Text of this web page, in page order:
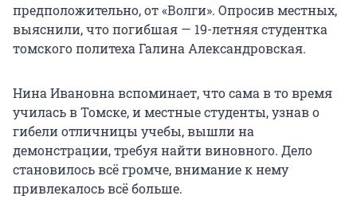
предположительно, от «Волги». Опросив местных,
выяснили, что погибшая — 19-летняя студентка
томского политеха Галина Александровская.
Нина Ивановна вспоминает, что сама в то время
училась в Томске, и местные студенты, узнав о
гибели отличницы учебы, вышли на
демонстрации, требуя найти виновного. Дело
становилось всё громче, внимание к нему
привлекалось всё больше.